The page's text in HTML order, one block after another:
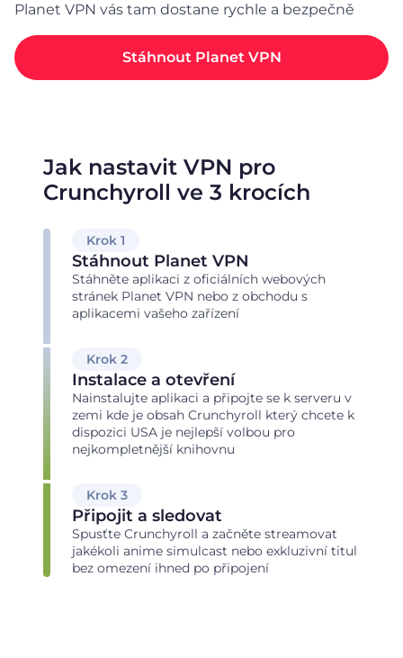
Planet VPN vás tam dostane rychle a bezpečně
Stáhnout Planet VPN
Jak nastavit VPN pro
Crunchyroll ve 3 krocích
Krok 1
Stáhnout Planet VPN
Stáhněte aplikaci z oficiálních webových
stránek Planet VPN nebo z obchodu s
aplikacemi vašeho zařízení
Krok 2
Instalace a otevření
Nainstalujte aplikaci a připojte se k serveru v
zemi kde je obsah Crunchyroll který chcete k
dispozici USA je nejlepší volbou pro
nejkompletnější knihovnu
Krok 3
Připojit a sledovat
Spusťte Crunchyroll a začněte streamovat
jakékoli anime simulcast nebo exkluzivní titul
bez omezení ihned po připojení